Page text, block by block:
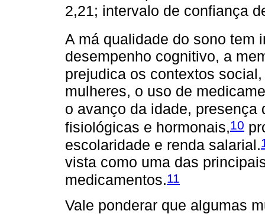
2,21; intervalo de confiança
A má qualidade do sono tem
desempenho cognitivo, a
prejudica os contextos
mulheres, o uso de
o avanço da idade, presença
fisiológicas e hormonais,10
escolaridade e renda salarial.
vista como uma das
medicamentos.11
Vale ponderar que algumas